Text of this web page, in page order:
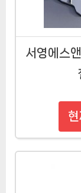
서영에스